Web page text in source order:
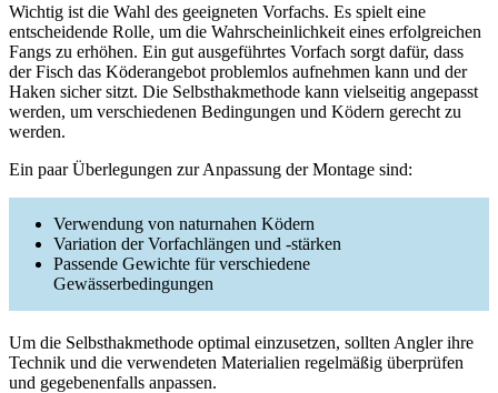
Wichtig ist die Wahl des geeigneten Vorfachs. Es spielt eine
entscheidende Rolle, um die Wahrscheinlichkeit eines erfolgreichen
Fangs zu erhöhen. Ein gut ausgeführtes Vorfach sorgt dafür, dass
der Fisch das Köderangebot problemlos aufnehmen kann und der
Haken sicher sitzt. Die Selbsthakmethode kann vielseitig angepasst
werden, um verschiedenen Bedingungen und Ködern gerecht zu
werden.
Ein paar Überlegungen zur Anpassung der Montage sind:
Verwendung von naturnahen Ködern
Variation der Vorfachlängen und -stärken
Passende Gewichte für verschiedene
Gewässerbedingungen
Um die Selbsthakmethode optimal einzusetzen, sollten Angler ihre
Technik und die verwendeten Materialien regelmäßig überprüfen
und gegebenenfalls anpassen.